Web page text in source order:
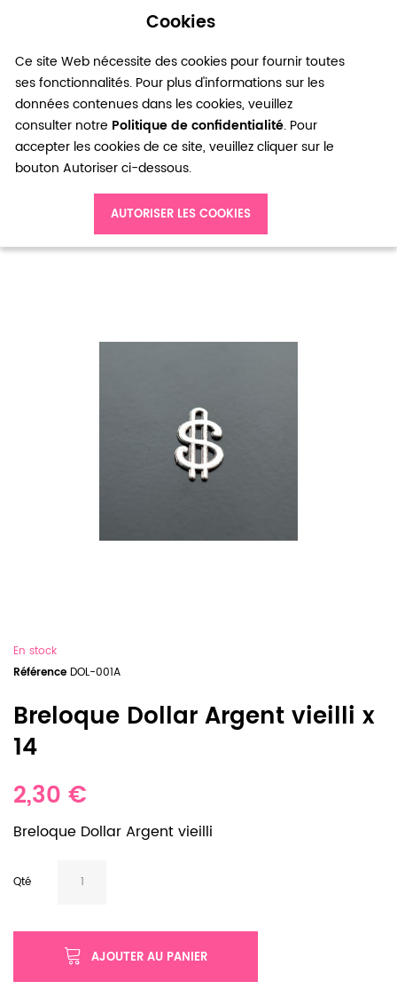
Cookies
Ce site Web nécessite des cookies pour fournir toutes
ses fonctionnalités. Pour plus d'informations sur les
données contenues dans les cookies, veuillez
consulter notre Politique de confidentialité. Pour
accepter les cookies de ce site, veuillez cliquer sur le
bouton Autoriser ci-dessous.
AUTORISER LES COOKIES
0
Breloque Dollar Argent vieilli x 14
En stock
Référence DOL-001A
Breloque Dollar Argent vieilli x
14
2,30 €
Breloque Dollar Argent vieilli
Qté
AJOUTER AU PANIER